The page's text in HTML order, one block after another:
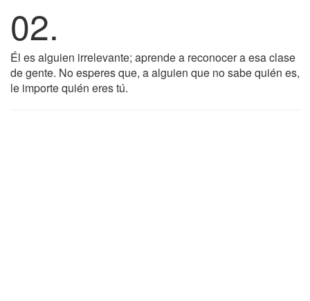
02.
Él es alguien irrelevante; aprende a reconocer a esa clase
de gente. No esperes que, a alguien que no sabe quién es,
le importe quién eres tú.